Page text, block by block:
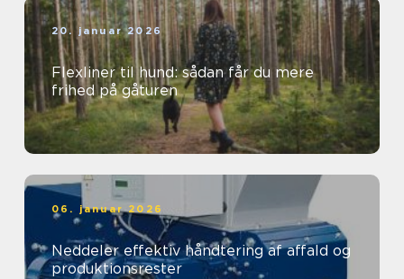
20. januar 2026
Flexliner til hund: sådan får du mere
frihed på gåturen
06. januar 2026
Neddeler effektiv håndtering af affald og
produktionsrester